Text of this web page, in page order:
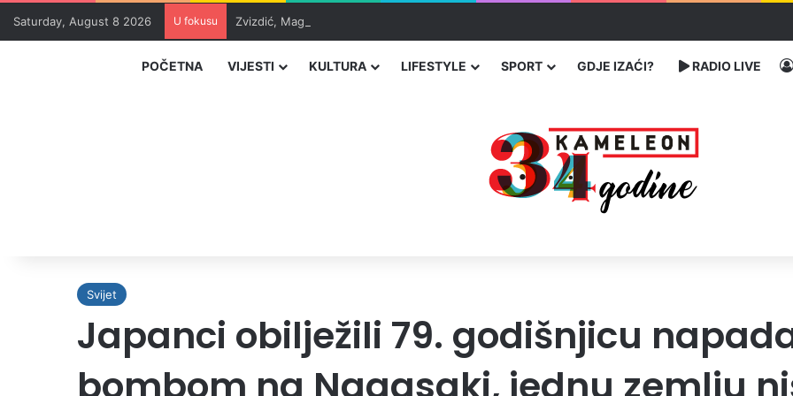
Saturday, August 8 2026 U fokusu Zvizdić, Magazinović i Kojović traže poseban status za Memorijalni centar Srebrenica
POČETNA VIJESTI KULTURA LIFESTYLE SPORT GDJE IZAĆI? RADIO LIVE
Svijet
Japanci obilježili 79. godišnjicu
bombom na Nagasaki, jednu zemlju